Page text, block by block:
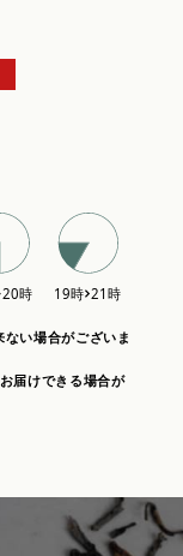
い場合がございま
届けできる場合が